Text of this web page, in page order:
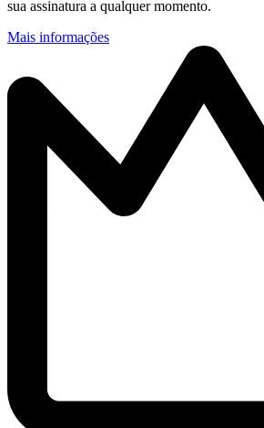
sua assinatura a qualquer momento.
Mais informações